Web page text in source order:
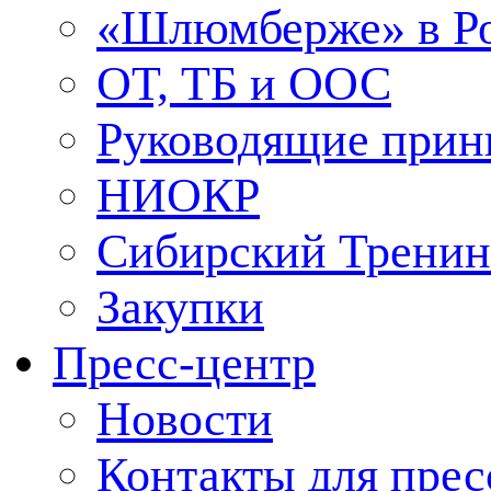
«Шлюмберже» в
ОТ, ТБ и ООС
Руководящие
НИОКР
Сибирский
Закупки
Пресс-центр
Новости
Контакты для